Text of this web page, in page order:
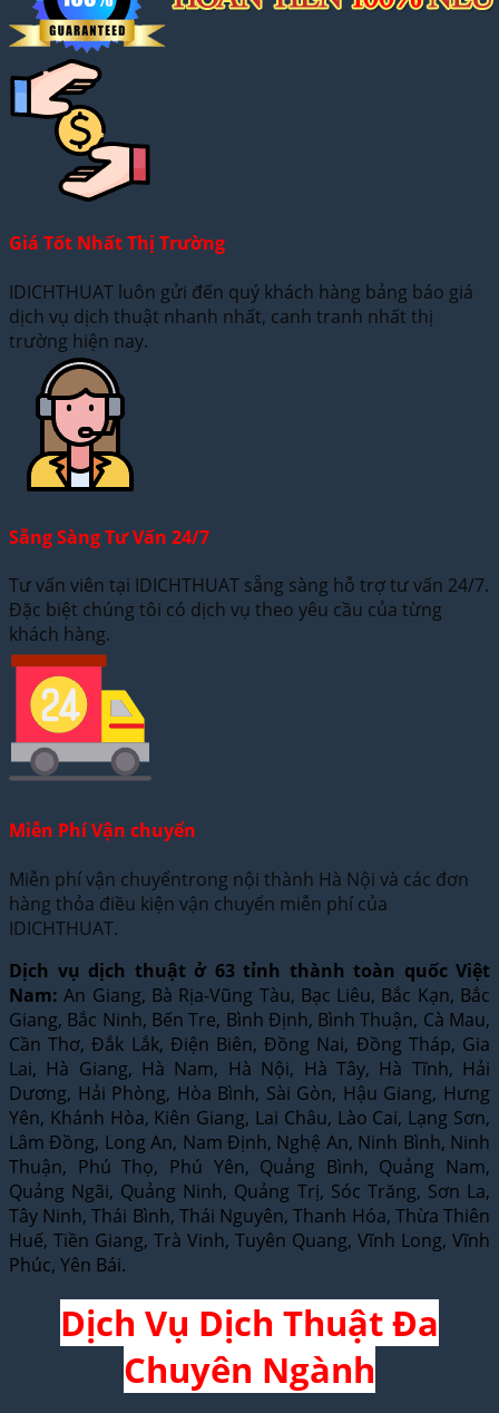
Giá Tốt Nhất Thị Trường
IDICHTHUAT luôn gửi đến quý khách hàng bảng báo giá
dịch vụ dịch thuật nhanh nhất, canh tranh nhất thị
trường hiện nay.
Sẵng Sàng Tư Vấn 24/7
Tư vấn viên tại IDICHTHUAT sẵng sàng hỗ trợ tư vấn 24/7.
Đặc biệt chúng tôi có dịch vụ theo yêu cầu của từng
khách hàng.
Miễn Phí Vận chuyển
Miễn phí vận chuyểntrong nội thành Hà Nội và các đơn
hàng thỏa điều kiện vận chuyển miễn phí của
IDICHTHUAT.
Dịch vụ dịch thuật ở 63 tỉnh thành toàn quốc Việt
Nam: An Giang, Bà Rịa-Vũng Tàu, Bạc Liêu, Bắc Kạn, Bắc
Giang, Bắc Ninh, Bến Tre, Bình Định, Bình Thuận, Cà Mau,
Cần Thơ, Đắk Lắk, Điện Biên, Đồng Nai, Đồng Tháp, Gia
Lai, Hà Giang, Hà Nam, Hà Nội, Hà Tây, Hà Tĩnh, Hải
Dương, Hải Phòng, Hòa Bình, Sài Gòn, Hậu Giang, Hưng
Yên, Khánh Hòa, Kiên Giang, Lai Châu, Lào Cai, Lạng Sơn,
Lâm Đồng, Long An, Nam Định, Nghệ An, Ninh Bình, Ninh
Thuận, Phú Thọ, Phú Yên, Quảng Bình, Quảng Nam,
Quảng Ngãi, Quảng Ninh, Quảng Trị, Sóc Trăng, Sơn La,
Tây Ninh, Thái Bình, Thái Nguyên, Thanh Hóa, Thừa Thiên
Huế, Tiền Giang, Trà Vinh, Tuyên Quang, Vĩnh Long, Vĩnh
Phúc, Yên Bái.
Dịch Vụ Dịch Thuật Đa
Chuyên Ngành